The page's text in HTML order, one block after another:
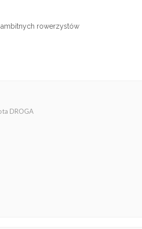
rowerzystów
DROGA